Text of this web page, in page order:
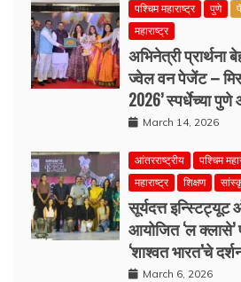
पश्चिम महाराष्ट्र पुणे
महाराष्ट्र
अभिनेत्री प्रार्थना
ज्वेल वन पेजेंट –
2026’ स्पर्धेच्या
March 14, 2026
आंतरराष्ट्रीय पश्चिम
महाराष्ट्र
शिक्षण
सूर्यदत्त
आयोजित ‘ल
‘शाश्वत भारत’चे
March 6, 2026